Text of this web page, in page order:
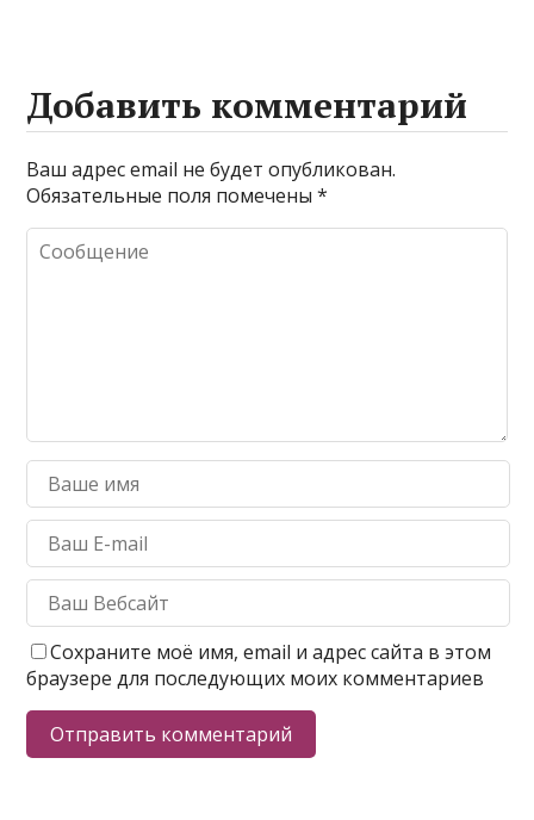
Добавить комментарий
Ваш адрес email не будет опубликован.
Обязательные поля помечены*
Сохраните моё имя, email и адрес сайта в этом
браузере для последующих моих комментариев